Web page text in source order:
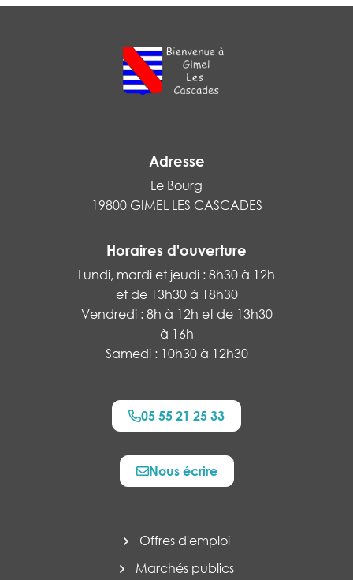
Adresse
Le Bourg
19800 GIMEL LES CASCADES
Horaires d'ouverture
Lundi, mardi et jeudi : 8h30 à 12h
et de 13h30 à 18h30
Vendredi : 8h à 12h et de 13h30
à 16h
Samedi : 10h30 à 12h30
05 55 21 25 33
Nous écrire
Offres d'emploi
Marchés publics